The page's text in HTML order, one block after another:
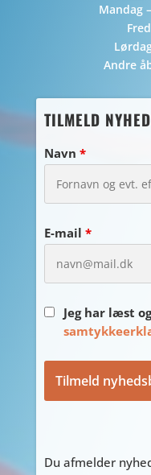
Mandag
Andre
TILMELD
Navn *
E-mail *
Jeg har læst
Du afmelder